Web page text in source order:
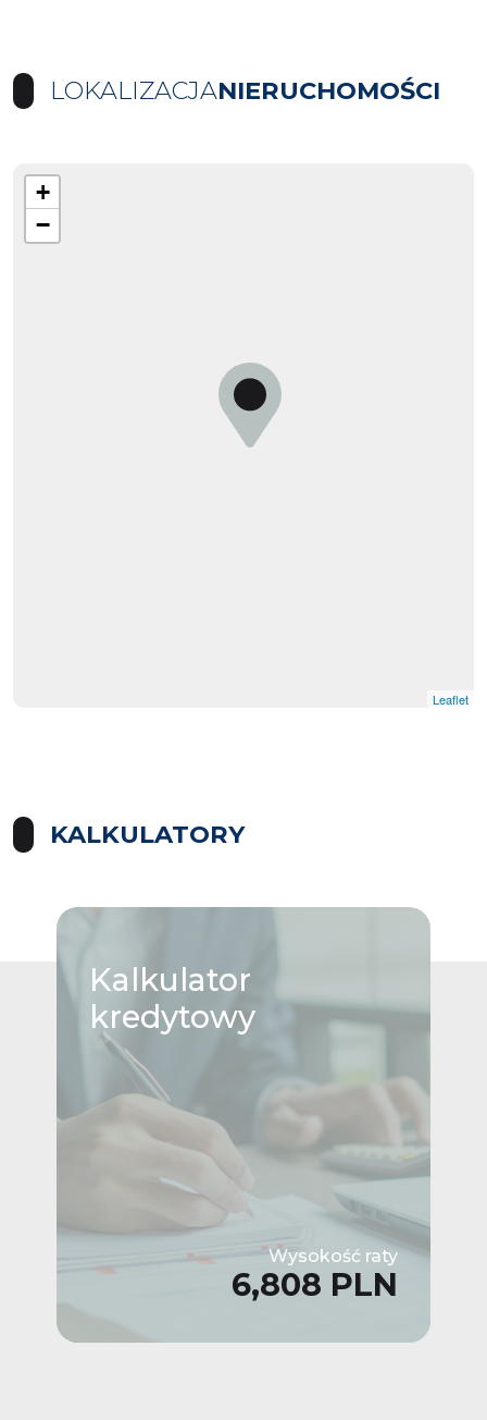
LOKALIZACJANIERUCHOMOŚCI
+
−
Leaflet
KALKULATORY
Kalkulator
kredytowy
Wysokość raty
6,808 PLN